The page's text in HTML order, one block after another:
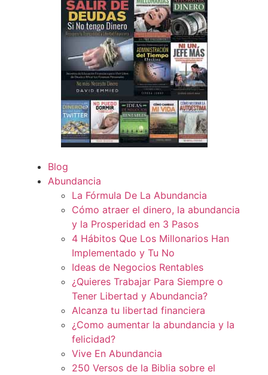
Blog
Abundancia
La Fórmula De La Abundancia
Cómo atraer el dinero, la abundancia
y la Prosperidad en 3 Pasos
4 Hábitos Que Los Millonarios Han
Implementado y Tu No
Ideas de Negocios Rentables
¿Quieres Trabajar Para Siempre o
Tener Libertad y Abundancia?
Alcanza tu libertad financiera
¿Como aumentar la abundancia y la
felicidad?
Vive En Abundancia
250 Versos de la Biblia sobre el